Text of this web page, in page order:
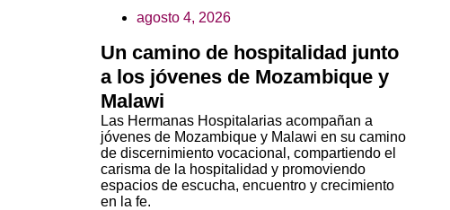
agosto 4, 2026
Un camino de hospitalidad junto
a los jóvenes de Mozambique y
Malawi
Las Hermanas Hospitalarias acompañan a
jóvenes de Mozambique y Malawi en su camino
de discernimiento vocacional, compartiendo el
carisma de la hospitalidad y promoviendo
espacios de escucha, encuentro y crecimiento
en la fe.